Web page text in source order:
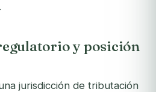
y posición
jurisdicción de tributación